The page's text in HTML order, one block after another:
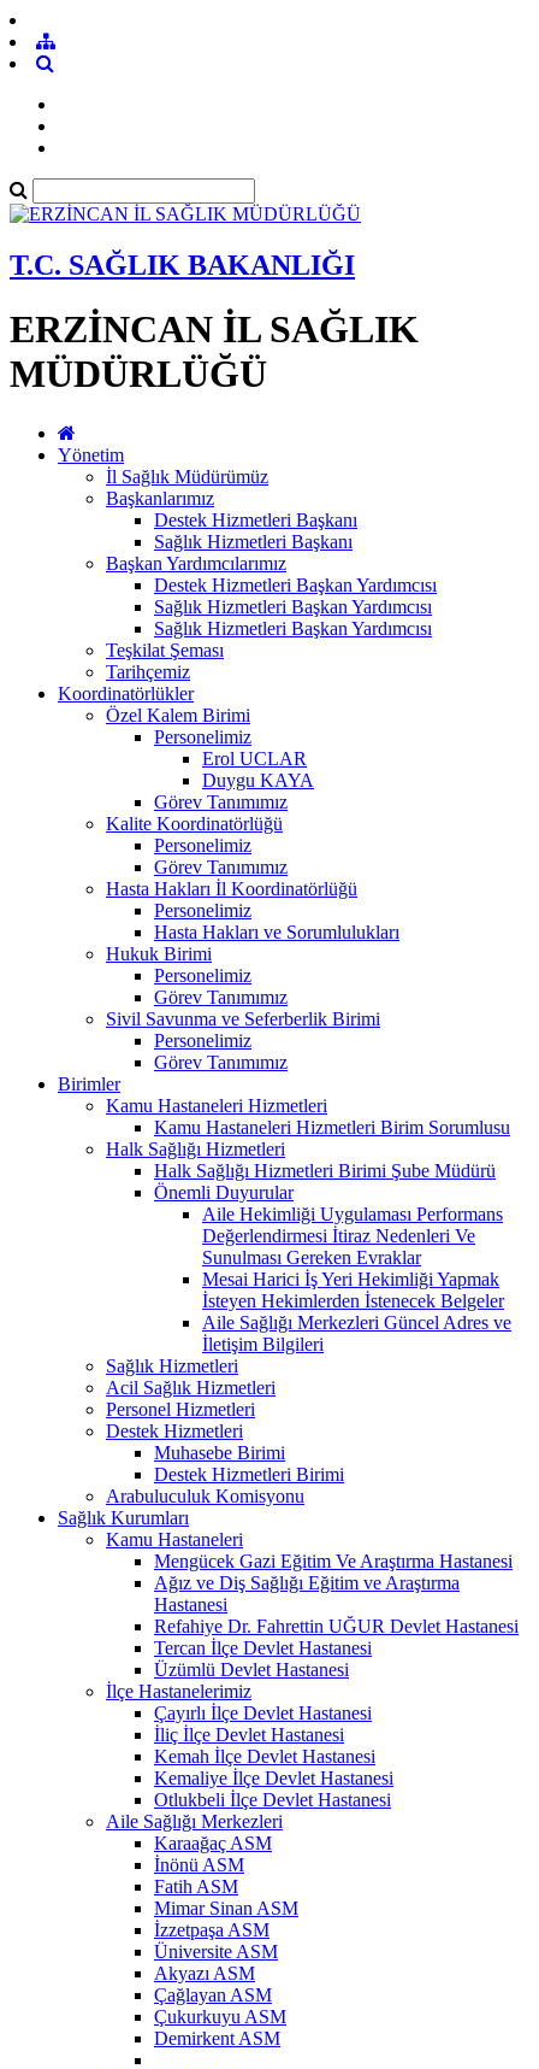
T.C. SAĞLIK BAKANLIĞI
ERZİNCAN İL SAĞLIK
MÜDÜRLÜĞÜ
Yönetim
İl Sağlık Müdürümüz
Başkanlarımız
Destek Hizmetleri Başkanı
Sağlık Hizmetleri Başkanı
Başkan Yardımcılarımız
Destek Hizmetleri Başkan Yardımcısı
Sağlık Hizmetleri Başkan Yardımcısı
Sağlık Hizmetleri Başkan Yardımcısı
Teşkilat Şeması
Tarihçemiz
Koordinatörlükler
Özel Kalem Birimi
Personelimiz
Erol UCLAR
Duygu KAYA
Görev Tanımımız
Kalite Koordinatörlüğü
Personelimiz
Görev Tanımımız
Hasta Hakları İl Koordinatörlüğü
Personelimiz
Hasta Hakları ve Sorumlulukları
Hukuk Birimi
Personelimiz
Görev Tanımımız
Sivil Savunma ve Seferberlik Birimi
Personelimiz
Görev Tanımımız
Birimler
Kamu Hastaneleri Hizmetleri
Kamu Hastaneleri Hizmetleri Birim Sorumlusu
Halk Sağlığı Hizmetleri
Halk Sağlığı Hizmetleri Birimi Şube Müdürü
Önemli Duyurular
Aile Hekimliği Uygulaması Performans
Değerlendirmesi İtiraz Nedenleri Ve
Sunulması Gereken Evraklar
Mesai Harici İş Yeri Hekimliği Yapmak
İsteyen Hekimlerden İstenecek Belgeler
Aile Sağlığı Merkezleri Güncel Adres ve
İletişim Bilgileri
Sağlık Hizmetleri
Acil Sağlık Hizmetleri
Personel Hizmetleri
Destek Hizmetleri
Muhasebe Birimi
Destek Hizmetleri Birimi
Arabuluculuk Komisyonu
Sağlık Kurumları
Kamu Hastaneleri
Mengücek Gazi Eğitim Ve Araştırma Hastanesi
Ağız ve Diş Sağlığı Eğitim ve Araştırma
Hastanesi
Refahiye Dr. Fahrettin UĞUR Devlet Hastanesi
Tercan İlçe Devlet Hastanesi
Üzümlü Devlet Hastanesi
İlçe Hastanelerimiz
Çayırlı İlçe Devlet Hastanesi
İliç İlçe Devlet Hastanesi
Kemah İlçe Devlet Hastanesi
Kemaliye İlçe Devlet Hastanesi
Otlukbeli İlçe Devlet Hastanesi
Aile Sağlığı Merkezleri
Karaağaç ASM
İnönü ASM
Fatih ASM
Mimar Sinan ASM
İzzetpaşa ASM
Üniversite ASM
Akyazı ASM
Çağlayan ASM
Çukurkuyu ASM
Demirkent ASM